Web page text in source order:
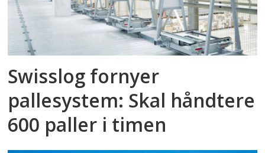
Swisslog fornyer
pallesystem: Skal håndtere
600 paller i timen